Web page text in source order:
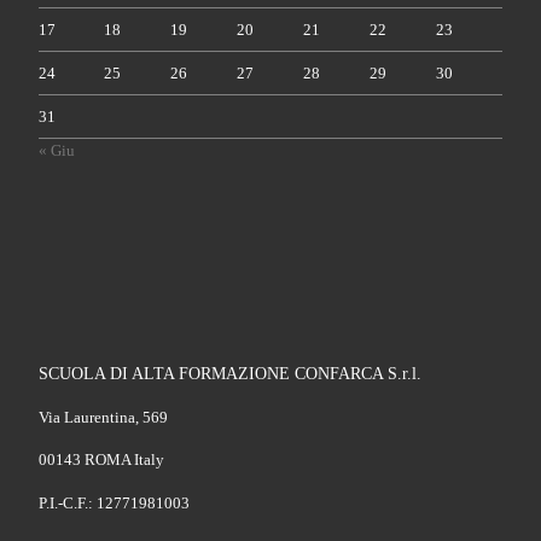
17 18 19 20 21 22 23
24 25 26 27 28 29 30
31
« Giu
SCUOLA DI ALTA FORMAZIONE CONFARCA S.r.l.
Via Laurentina, 569
00143 ROMA Italy
P.I.-C.F.: 12771981003